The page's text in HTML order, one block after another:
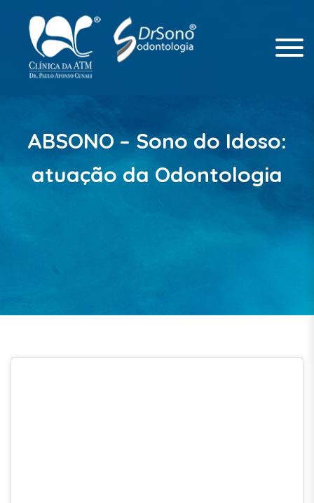
ABSONO – Sono do Idoso:
atuação da Odontologia